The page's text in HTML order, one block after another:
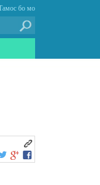
бо мо